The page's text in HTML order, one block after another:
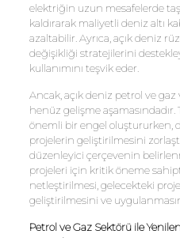
elektriğin uzun mesafelerde
kaldırarak maliyetli deniz altı
azaltabilir. Ayrıca, açık deniz
değişikliği stratejilerini
kullanımını teşvik eder.
Ancak, açık deniz petrol ve gaz
henüz gelişme
önemli bir engel oluştururken,
projelerin geliştirilmesini
düzenleyici çerçevenin
projeleri için kritik öneme
netleştirilmesi, gelecekteki
geliştirilmesini ve
Petrol ve Gaz Sektörü ile